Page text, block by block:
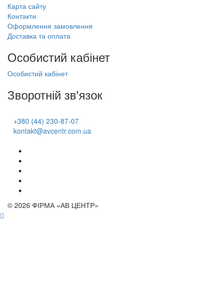
Карта сайту
Контакти
Оформлення замовлення
Доставка та оплата
Особистий кабінет
Особистий кабінет
Зворотній зв'язок
+380 (44) 230-87-07
kontakt@avcentr.com.ua
© 2026 ФІРМА «АВ ЦЕНТР»